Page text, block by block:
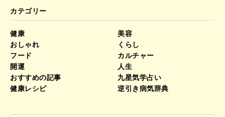
カテゴリー
健康
美容
おしゃれ
くらし
フード
カルチャー
開運
人生
おすすめの記事
九星気学占い
健康レシピ
逆引き病気辞典